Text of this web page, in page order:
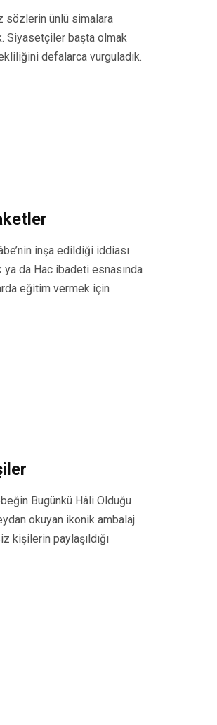
sözlerin ünlü simalara
Siyasetçiler başta olmak
defalarca vurguladık.
inşa edildiği iddiası
ya da Hac ibadeti esnasında
eğitim vermek için
Bugünkü Hâli Olduğu
okuyan ikonik ambalaj
kişilerin paylaşıldığı